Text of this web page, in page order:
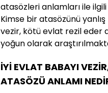
atasözleri anlamları ile
Kimse bir atasözünü
vezir, kötü evlat rezil eder
yoğun olarak
İYİ EVLAT BABAYI
ATASÖZÜ ANLAMI